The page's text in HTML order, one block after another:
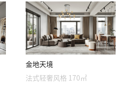
金地天境
法式轻奢风格 170㎡